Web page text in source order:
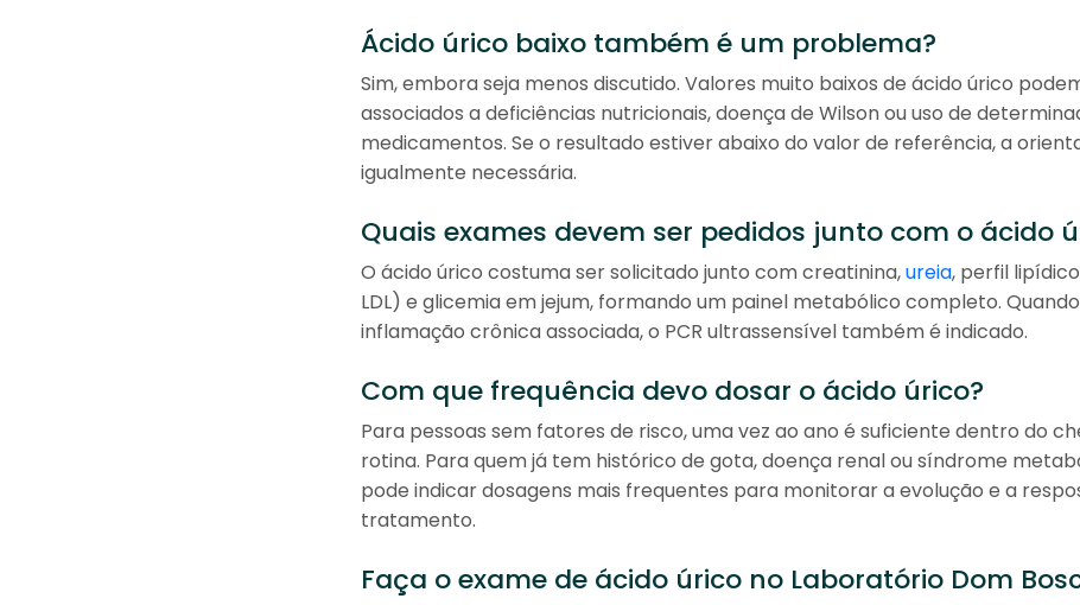
Ácido úrico baixo também é um problema?
Sim, embora seja menos discutido. Valores muito baixos de ácido úrico
associados a deficiências nutricionais, doença de Wilson ou uso de
medicamentos. Se o resultado estiver abaixo do valor de referência, a
igualmente necessária.
Quais exames devem ser pedidos junto com o ácido
O ácido úrico costuma ser solicitado junto com creatinina,ureia, perfil
LDL) e glicemia em jejum, formando um painel metabólico completo.
inflamação crônica associada, o PCR ultrassensível também é indicado.
Com que frequência devo dosar o ácido úrico?
Para pessoas sem fatores de risco, uma vez ao ano é suficiente dentro do
rotina. Para quem já tem histórico de gota, doença renal ou síndrome
pode indicar dosagens mais frequentes para monitorar a evolução e a
tratamento.
Faça o exame de ácido úrico no Laboratório Dom